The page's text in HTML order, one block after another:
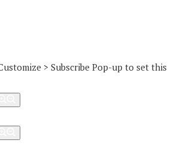
> Subscribe Pop-up to set this